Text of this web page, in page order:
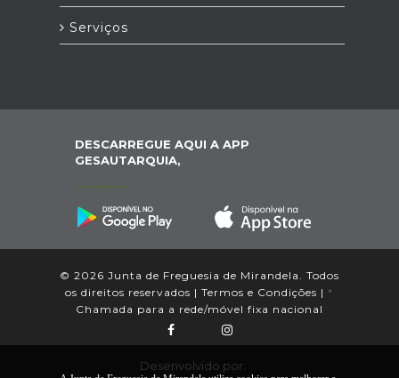
Serviços
DESCARREGUE AQUI A APP
GESAUTARQUIA,
© 2026 Junta de Freguesia de Mirandela. Todos
os direitos reservados | Termos e Condições | *
Chamada para a rede/móvel fixa nacional
Desenvolvido por: